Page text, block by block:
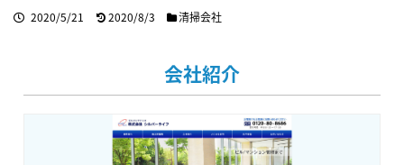
2020/5/21 2020/8/3 清掃会社
会社紹介